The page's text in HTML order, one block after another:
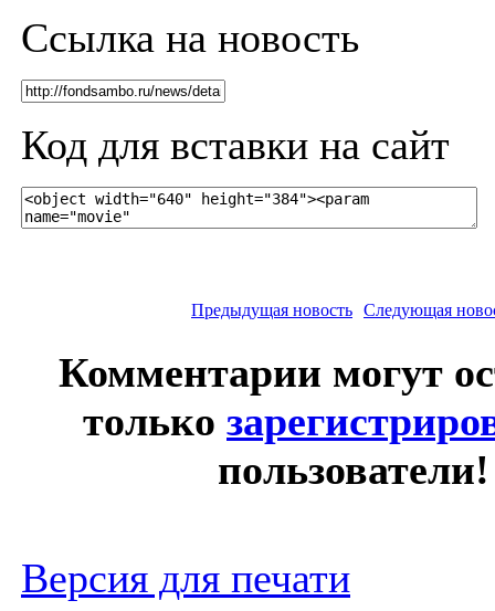
Ссылка на новость
Код для вставки на сайт
Предыдущая новость Следующая
Комментарии могут
только
пользователи!
Версия для печати